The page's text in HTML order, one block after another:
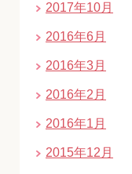
2017年10月
2016年6月
2016年3月
2016年2月
2016年1月
2015年12月